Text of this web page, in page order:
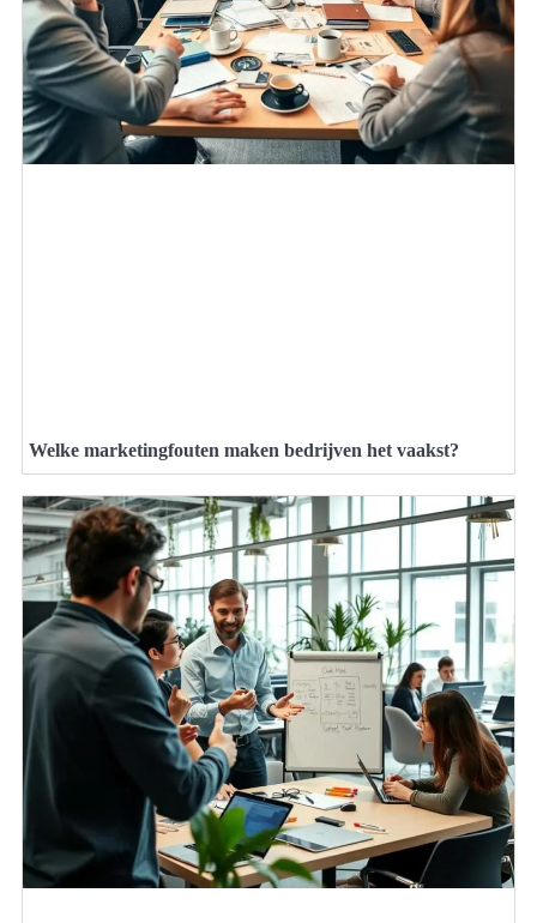
Welke marketingfouten maken bedrijven het vaakst?